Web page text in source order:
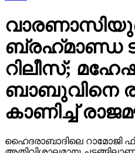
ബ്രഹ്‌മാണ്ഡ
റിലീസ്;
ബാബുവിനെ
കാണിച്ച്
ഹൈദരാബാദിലെ റാമോജി